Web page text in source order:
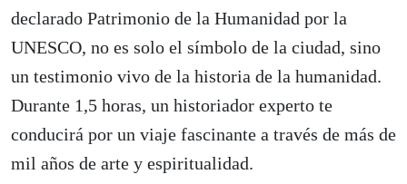
declarado Patrimonio de la Humanidad por la
UNESCO, no es solo el símbolo de la ciudad, sino
un testimonio vivo de la historia de la humanidad.
Durante 1,5 horas, un historiador experto te
conducirá por un viaje fascinante a través de más de
mil años de arte y espiritualidad.